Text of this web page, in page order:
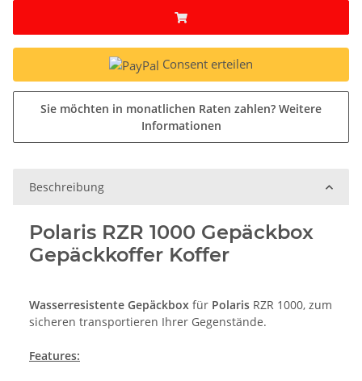
Consent erteilen
Sie möchten in monatlichen Raten zahlen? Weitere
Informationen
Beschreibung
Polaris RZR 1000 Gepäckbox
Gepäckkoffer Koffer
Wasserresistente Gepäckbox für Polaris RZR 1000, zum
sicheren transportieren Ihrer Gegenstände.
Features: